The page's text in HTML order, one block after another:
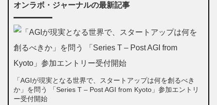
オンラボ・ジャーナルの最新記事
「AGIが現実となる世界で、スタートアップは何を創るべき
か」を問う 「Series T – Post AGI from Kyoto」参加エントリ
ー受付開始